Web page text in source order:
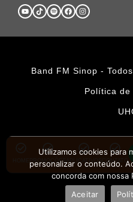
Band FM Sinop -
Política de
PROMOÇÕESAPLICATIVOS CONTATO
Utilizamos cookies para
personalizar o conteúdo.
concorda com nossa
Aceitar